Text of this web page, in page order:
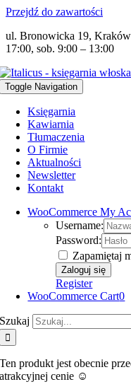
Przejdź do zawartości
ul. Bronowicka 19,
17:00, sob. 9:00 – 13:00
Toggle Navigation
Księgarnia
Kawiarnia
Tłumaczenia
O Firmie
Aktualności
Newsletter
Kontakt
WooCommerce My
Username:
Password:
Zapamiętaj
Register
WooCommerce Cart0
Szukaj
Ten produkt jest obecnie
atrakcyjnej cenie ☺️